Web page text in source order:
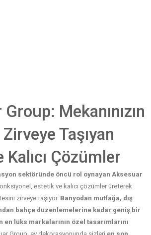
Mekanınızın
Taşıyan
Çözümler
sektöründe öncü rol oynayan Aksesuar
estetik ve kalıcı çözümler üreterek
zirveye taşıyor. Banyodan mutfağa, dış
bahçe düzenlemelerine kadar geniş bir
en lüks markalarının özel tasarımlarını